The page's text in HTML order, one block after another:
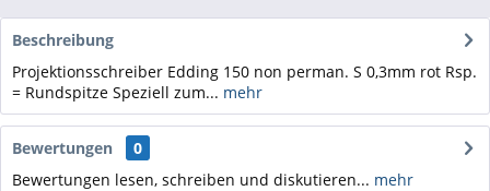
Beschreibung
Projektionsschreiber Edding 150 non perman. S 0,3mm rot Rsp.
= Rundspitze Speziell zum... mehr
Bewertungen
0
Bewertungen lesen, schreiben und diskutieren... mehr